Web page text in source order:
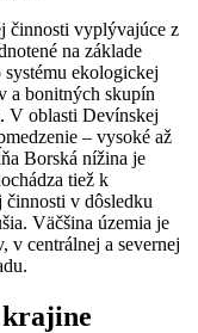
činnosti vyplývajúce z
na základe
ekologickej
a bonitných skupín
V oblasti Devínskej
– vysoké až
Borská nížina je
tiež k
v dôsledku
Väčšina územia je
v centrálnej a severnej